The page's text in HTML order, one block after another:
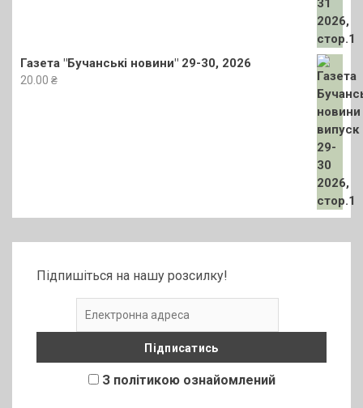
Газета "Бучанські новини" 29-30, 2026
20.00 ₴
Підпишіться на нашу розсилку!
З політикою ознайомлений